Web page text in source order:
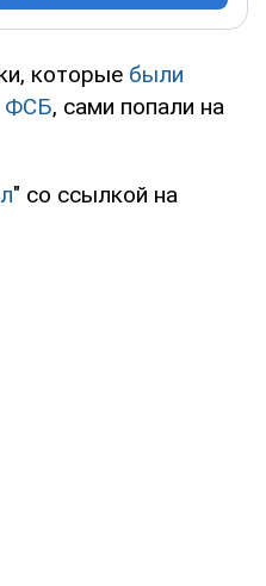
которые были
ФСБ, сами попали на
" со ссылкой на